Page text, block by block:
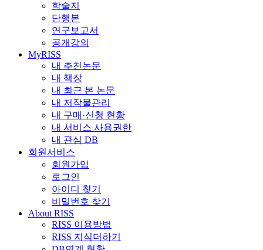
학술지
단행본
연구보고서
공개강의
MyRISS
내 추천논문
내 책장
내 최근 본 논문
내 저작물관리
내 구매·신청 현황
내 서비스 사용권한
내 관심 DB
회원서비스
회원가입
로그인
아이디 찾기
비밀번호 찾기
About RISS
RISS 이용방법
RISS 지식더하기